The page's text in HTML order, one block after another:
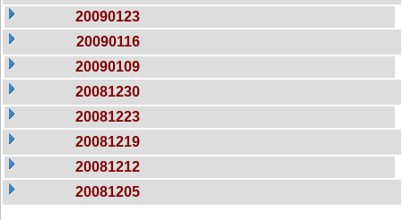
20090123
20090116
20090109
20081230
20081223
20081219
20081212
20081205